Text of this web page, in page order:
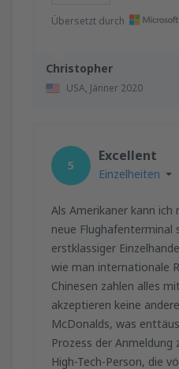
Christopher
USA, Jänner 2020
Übersetzt durch
5
Excellent
Einzelheiten
Als Amerikaner kann ich
neue Flughafenterminal
erstklassiger
wie man internationale
Chinesen zahlen alles
akzeptieren keine
McDonalds, was
Prozess der Anmeldung
High-Tech-Person, die